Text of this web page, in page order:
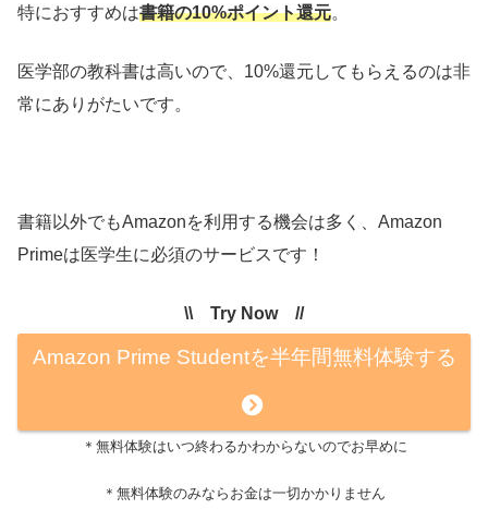
特におすすめは書籍の10%ポイント還元。
医学部の教科書は高いので、10%還元してもらえるのは非
常にありがたいです。
書籍以外でもAmazonを利用する機会は多く、Amazon
Primeは医学生に必須のサービスです！
\\ Try Now //
Amazon Prime Studentを半年間無料体験する
＊無料体験はいつ終わるかわからないのでお早めに
＊無料体験のみならお金は一切かかりません